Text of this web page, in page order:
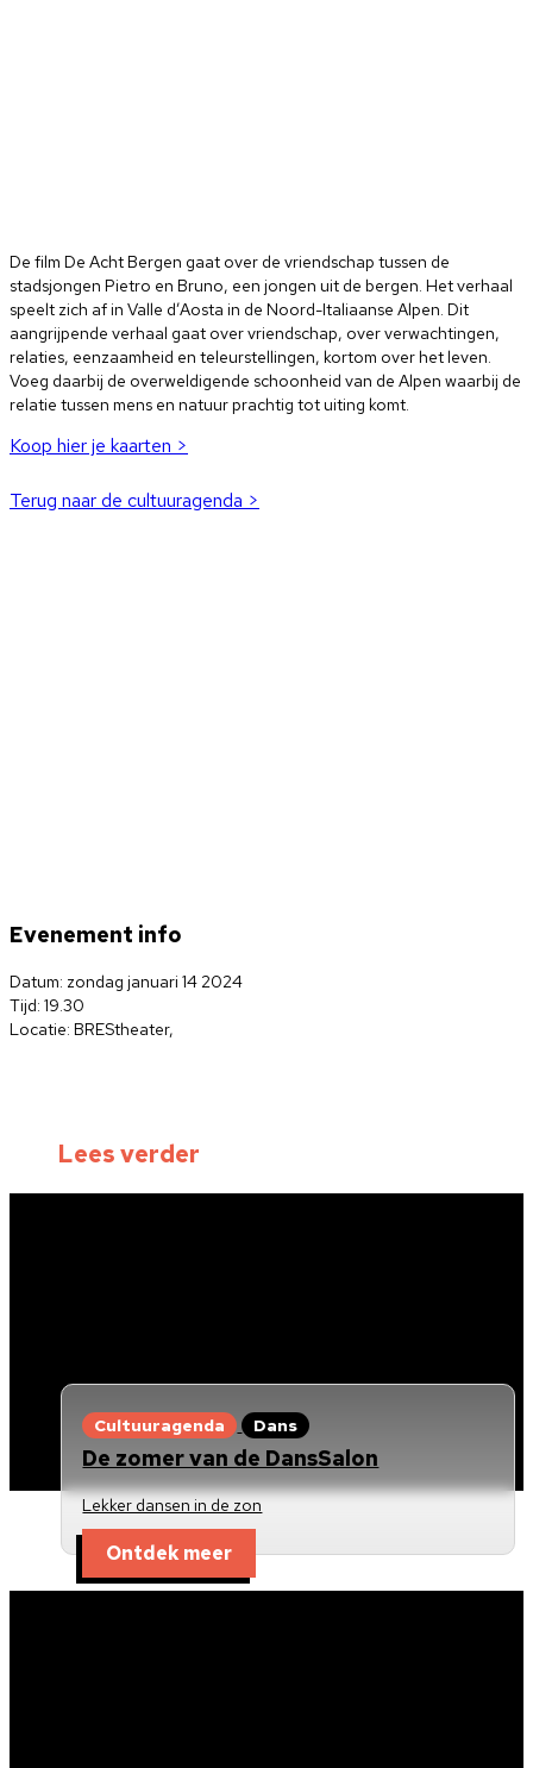
De film De Acht Bergen gaat over de vriendschap tussen de
stadsjongen Pietro en Bruno, een jongen uit de bergen. Het verhaal
speelt zich af in Valle d’Aosta in de Noord-Italiaanse Alpen. Dit
aangrijpende verhaal gaat over vriendschap, over verwachtingen,
relaties, eenzaamheid en teleurstellingen, kortom over het leven.
Voeg daarbij de overweldigende schoonheid van de Alpen waarbij de
relatie tussen mens en natuur prachtig tot uiting komt.
Koop hier je kaarten >
Terug naar de cultuuragenda >
Evenement info
Datum: zondag januari 14 2024
Tijd: 19.30
Locatie: BREStheater,
Lees verder
Cultuuragenda Dans
De zomer van de DansSalon
Lekker dansen in de zon
Ontdek meer